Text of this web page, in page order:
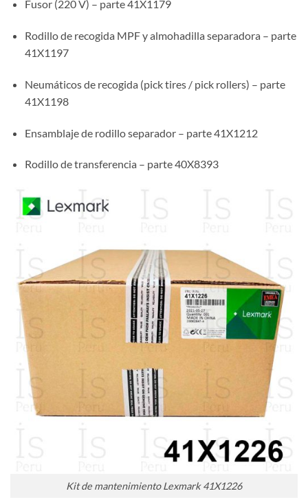
Fusor (220 V) – parte 41X1179
Rodillo de recogida MPF y almohadilla separadora – parte
41X1197
Neumáticos de recogida (pick tires / pick rollers) – parte
41X1198
Ensamblaje de rodillo separador – parte 41X1212
Rodillo de transferencia – parte 40X8393
Kit de mantenimiento Lexmark 41X1226